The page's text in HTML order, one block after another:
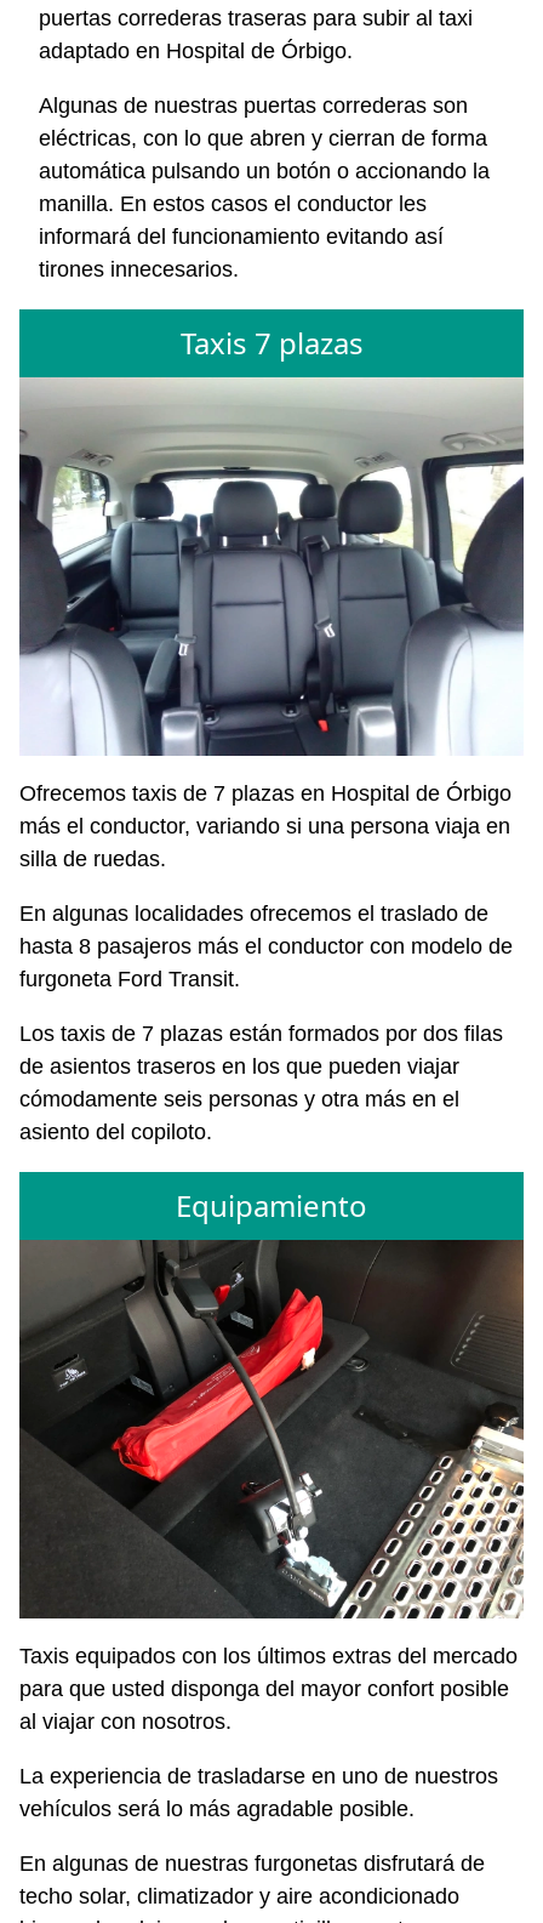
puertas correderas traseras para subir al taxi
adaptado en Hospital de Órbigo.
Algunas de nuestras puertas correderas son
eléctricas, con lo que abren y cierran de forma
automática pulsando un botón o accionando la
manilla. En estos casos el conductor les
informará del funcionamiento evitando así
tirones innecesarios.
Taxis 7 plazas
Ofrecemos taxis de 7 plazas en Hospital de Órbigo
más el conductor, variando si una persona viaja en
silla de ruedas.
En algunas localidades ofrecemos el traslado de
hasta 8 pasajeros más el conductor con modelo de
furgoneta Ford Transit.
Los taxis de 7 plazas están formados por dos filas
de asientos traseros en los que pueden viajar
cómodamente seis personas y otra más en el
asiento del copiloto.
Equipamiento
Taxis equipados con los últimos extras del mercado
para que usted disponga del mayor confort posible
al viajar con nosotros.
La experiencia de trasladarse en uno de nuestros
vehículos será lo más agradable posible.
En algunas de nuestras furgonetas disfrutará de
techo solar, climatizador y aire acondicionado